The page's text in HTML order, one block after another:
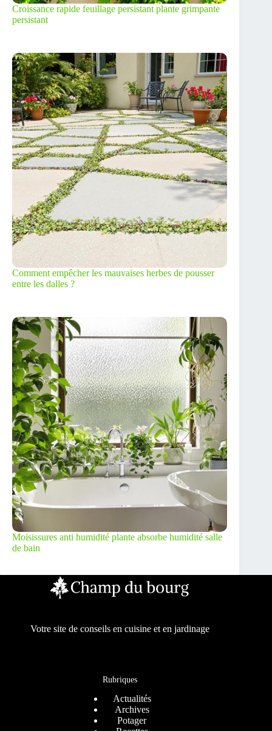
Croissance rapide feuillage persistant plante grimpante
persistant
Comment empêcher les mauvaises herbes de pousser
entre les dalles ?
Moisissures anti humidité plante absorbe humidité salle
de bain
Votre site de conseils en cuisine et en jardinage
Rubriques
Actualités
Archives
Potager